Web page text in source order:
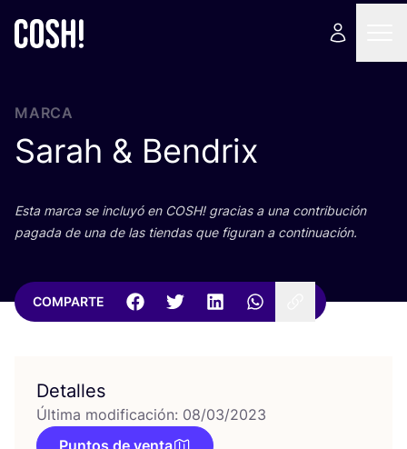
MARCA
Sarah & Bendrix
Esta mar­ca se inclu­yó en COSH! gra­cias a una con­tri­bu­ción
paga­da de una de las tien­das que figu­ran a continuación.
COMPARTE
Detalles
Última modificación: 08/03/2023
Puntos de venta